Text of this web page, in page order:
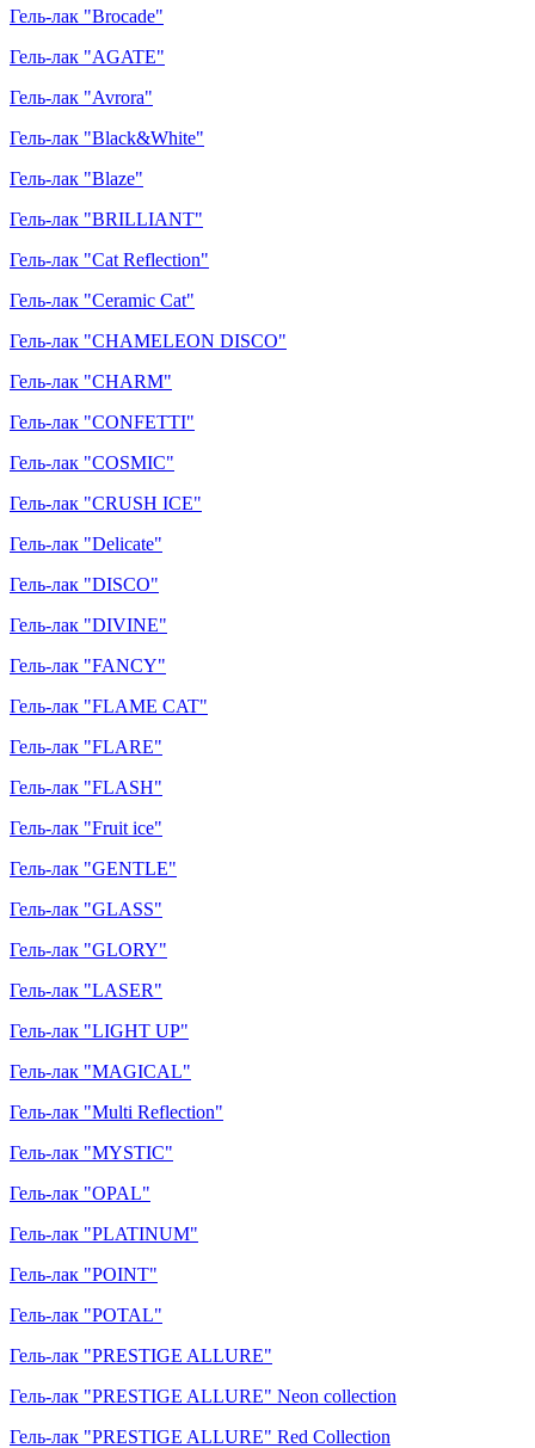
Гель-лак "Brocade"
Гель-лак "AGATE"
Гель-лак "Avrora"
Гель-лак "Black&White"
Гель-лак "Blaze"
Гель-лак "BRILLIANT"
Гель-лак "Cat Reflection"
Гель-лак "Ceramic Cat"
Гель-лак "CHAMELEON DISCO"
Гель-лак "CHARM"
Гель-лак "CONFETTI"
Гель-лак "COSMIC"
Гель-лак "CRUSH ICE"
Гель-лак "Delicate"
Гель-лак "DISCO"
Гель-лак "DIVINE"
Гель-лак "FANCY"
Гель-лак "FLAME CAT"
Гель-лак "FLARE"
Гель-лак "FLASH"
Гель-лак "Fruit ice"
Гель-лак "GENTLE"
Гель-лак "GLASS"
Гель-лак "GLORY"
Гель-лак "LASER"
Гель-лак "LIGHT UP"
Гель-лак "MAGICAL"
Гель-лак "Multi Reflection"
Гель-лак "MYSTIC"
Гель-лак "OPAL"
Гель-лак "PLATINUM"
Гель-лак "POINT"
Гель-лак "POTAL"
Гель-лак "PRESTIGE ALLURE"
Гель-лак "PRESTIGE ALLURE" Neon collection
Гель-лак "PRESTIGE ALLURE" Red Collection